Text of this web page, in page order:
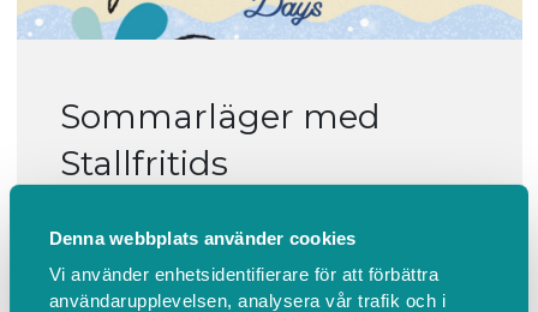
Denna webbplats använder cookies
Vi använder enhetsidentifierare för att förbättra
användarupplevelsen, analysera vår trafik och i
Sommarläger med
Stallfritids
Tisdagen den 23 juni 2026
At 09:00 - 15:00